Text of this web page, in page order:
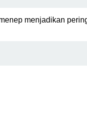
menjadikan